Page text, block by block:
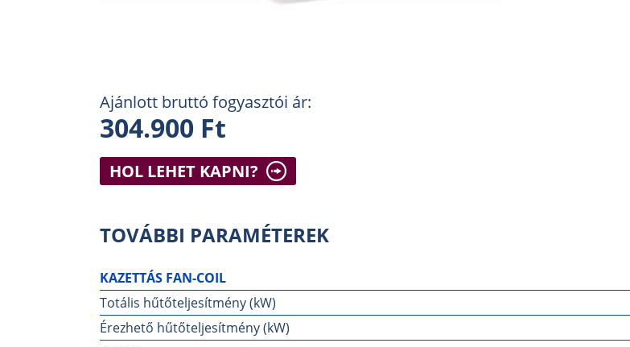
Ajánlott bruttó fogyasztói ár:
304.900 Ft
HOL LEHET KAPNI?
TOVÁBBI PARAMÉTEREK
KAZETTÁS FAN-COIL
Totális hűtőteljesítmény (kW)
Érezhető hűtőteljesítmény (kW)